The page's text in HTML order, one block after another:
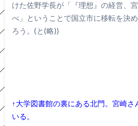
けた佐野学長が「『理想』の経営、
べ」ということで国立市に移転を決
ろう。(と(略))
↑大学図書館の裏にある北門。宮崎さ
いる。